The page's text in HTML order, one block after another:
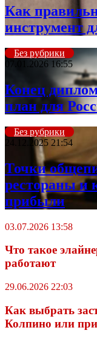
Как
инструмент
Без рубрики
07.01.2026 16:55
Конец
план для
Без рубрики
24.12.2025 21:54
Точки
рестораны и
прибыли
03.07.2026 13:58
Что такое
работают
29.06.2026 22:03
Как выбрать
Колпино или